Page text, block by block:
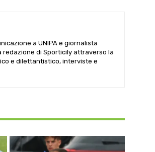
a UNIPA e giornalista
redazione di Sporticily attraverso la
e dilettantistico, interviste e